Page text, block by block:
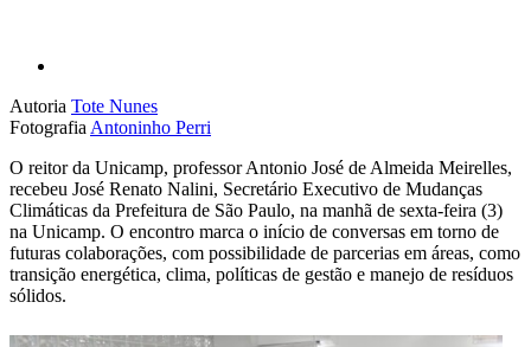
Autoria Tote Nunes
Fotografia Antoninho Perri
O reitor da Unicamp, professor Antonio José de Almeida Meirelles,
recebeu José Renato Nalini, Secretário Executivo de Mudanças
Climáticas da Prefeitura de São Paulo, na manhã de sexta-feira (3)
na Unicamp. O encontro marca o início de conversas em torno de
futuras colaborações, com possibilidade de parcerias em áreas, como
transição energética, clima, políticas de gestão e manejo de resíduos
sólidos.